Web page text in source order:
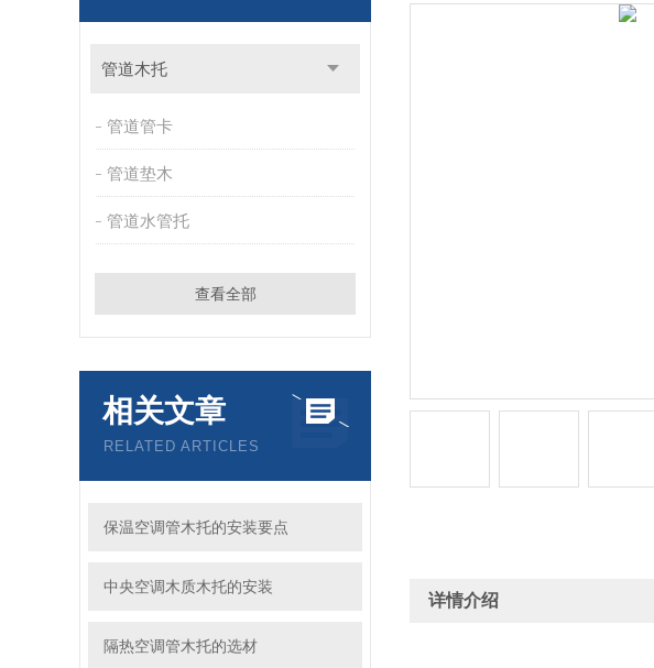
管道木托
管道管卡
管道垫木
管道水管托
查看全部
相关文章
RELATED ARTICLES
保温空调管木托的安装要点
中央空调木质木托的安装
隔热空调管木托的选材
详情介绍